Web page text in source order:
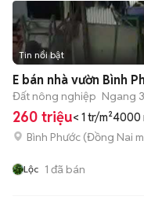
Tin nổi bật
E bán nhà vườn Bình
Đất nông nghiệp Ngang
260 triệu< 1 tr/m²4000
Bình Phước (Đồng Nai
Lộc 1 đã bán